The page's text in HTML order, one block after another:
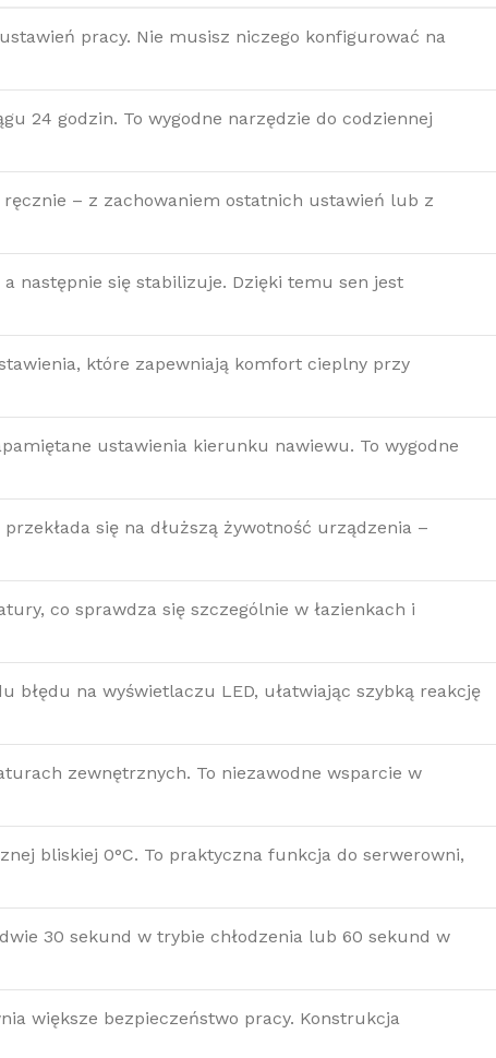
pracy. Nie musisz niczego konfigurować na
24 godzin. To wygodne narzędzie do codziennej
– z zachowaniem ostatnich ustawień lub z
następnie się stabilizuje. Dzięki temu sen jest
które zapewniają komfort cieplny przy
ustawienia kierunku nawiewu. To wygodne
się na dłuższą żywotność urządzenia –
co sprawdza się szczególnie w łazienkach i
na wyświetlaczu LED, ułatwiając szybką reakcję
zewnętrznych. To niezawodne wsparcie w
bliskiej 0°C. To praktyczna funkcja do serwerowni,
30 sekund w trybie chłodzenia lub 60 sekund w
większe bezpieczeństwo pracy. Konstrukcja